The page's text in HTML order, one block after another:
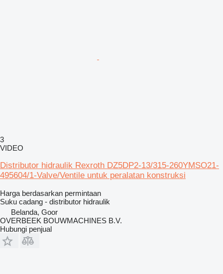
3
VIDEO
Distributor hidraulik Rexroth DZ5DP2-13/315-260YMSO21-
495604/1-Valve/Ventile untuk peralatan konstruksi
Harga berdasarkan permintaan
Suku cadang - distributor hidraulik
Belanda, Goor
OVERBEEK BOUWMACHINES B.V.
Hubungi penjual